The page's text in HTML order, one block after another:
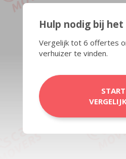
Hulp nodig bij het
Vergelijk tot 6 offertes
verhuizer te vinden.
START